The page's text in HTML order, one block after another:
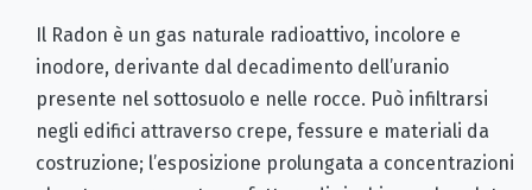
Il Radon è un gas naturale radioattivo, incolore e
inodore, derivante dal decadimento dell’uranio
presente nel sottosuolo e nelle rocce. Può infiltrarsi
negli edifici attraverso crepe, fessure e materiali da
costruzione; l’esposizione prolungata a concentrazioni